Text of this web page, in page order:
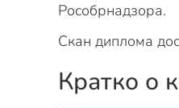
Рособрнадзора.
Скан диплома
Кратко о